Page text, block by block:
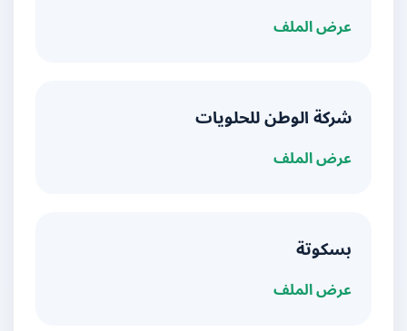
عرض الملف
شركة الوطن للحلويات
عرض الملف
بسكوتة
عرض الملف